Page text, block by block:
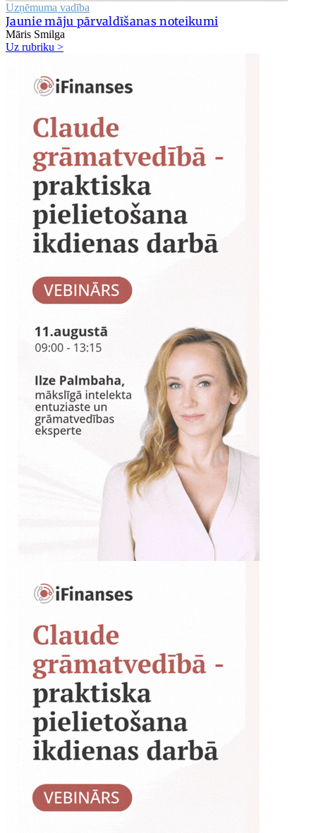
Uzņēmuma vadība
Jaunie māju pārvaldīšanas noteikumi
Māris Smilga
Uz rubriku >